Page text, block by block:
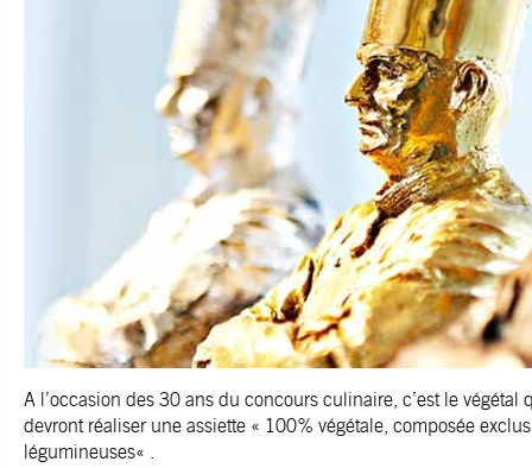
A l’occasion des 30 ans du concours culinaire, c’est le
devront réaliser une assiette « 100% végétale, composée
légumineuses« .